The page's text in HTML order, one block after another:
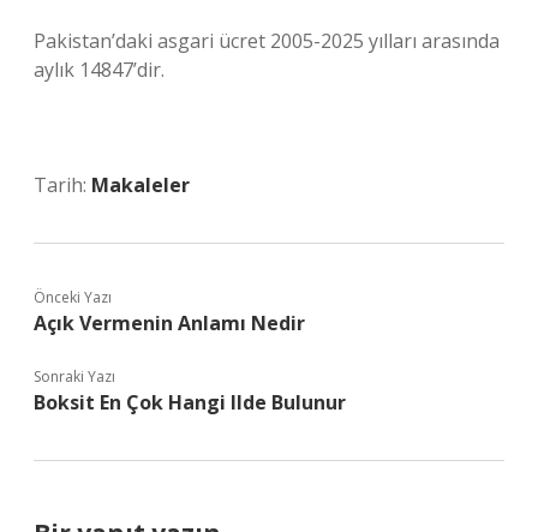
Pakistan’daki asgari ücret 2005-2025 yılları arasında
aylık 14847’dir.
Tarih: Makaleler
Önceki Yazı
Açık Vermenin Anlamı Nedir
Sonraki Yazı
Boksit En Çok Hangi Ilde Bulunur